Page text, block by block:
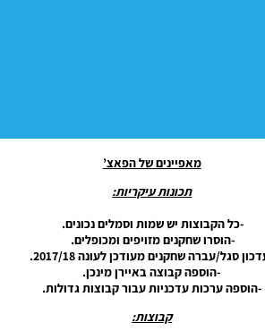
מאפיינים של הפאצ’
תכונות עיקריות:
-כל הקבוצות יש שמות וסמלים נכונים.
-הוסרו שחקנים מזויפים ומכופלים.
סגל/עברה שחקנים מעודכן לעונה 2017/18.
-הוספה קבוצה באיירן מינכן.
-הוספה ערכות עדכניות עבור קבוצות גדולות.
קבוצות: